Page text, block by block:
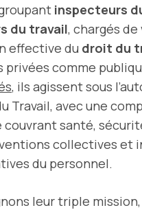
inspecteurs
du travail, chargés
effective du droit du
comme
, ils agissent sous
Travail, avec une
santé,
collectives et
du personnel.
leur triple